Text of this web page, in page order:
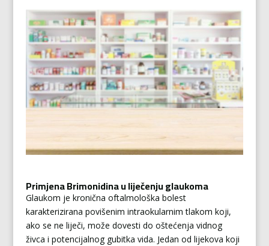
Primjena Brimonidina u liječenju glaukoma
Glaukom je kronična oftalmološka bolest
karakterizirana povišenim intraokularnim tlakom koji,
ako se ne liječi, može dovesti do oštećenja vidnog
živca i potencijalnog gubitka vida. Jedan od lijekova koji